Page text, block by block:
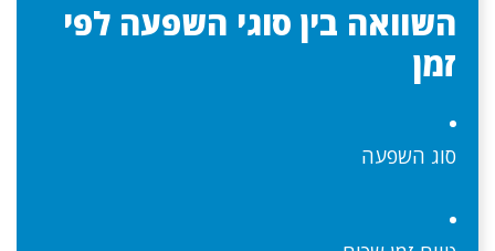
השוואה בין סוגי השפעה לפי
זמן
סוג השפעה